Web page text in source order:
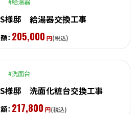
給湯器
様邸 給湯器交換工事
： 205,000 円(税込)
洗面台
邸 洗面化粧台交換工事
： 217,800 円(税込)